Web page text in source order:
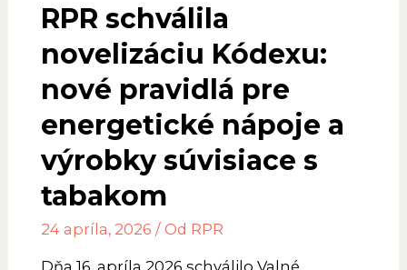
senátu
RPR schválila
novelizáciu Kódexu:
nové pravidlá pre
energetické nápoje a
výrobky súvisiace s
tabakom
24 apríla, 2026 / Od RPR
Dňa 16. apríla 2026 schválilo Valné